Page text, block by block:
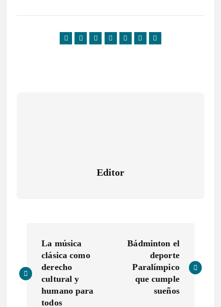
Editor
v
La música
clásica como
derecho
cultural y
humano para
todos
Bádminton el
deporte
Paralímpico
que cumple
sueños